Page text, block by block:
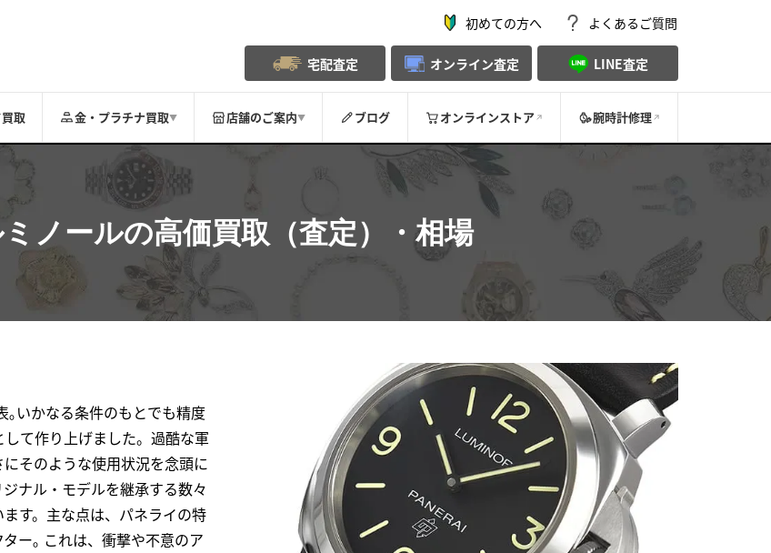
初めての方へ よくあるご質問
宅配査定 オンライン査定 LINE査定
取 金・プラチナ買取▼ 店舗のご案内▼ ブログ オンラインストア 腕時計修理
ノールの高価買取（査定）・相場
いかなる条件のもとでも精度
て作り上げました。過酷な軍
そのような使用状況を念頭に
ナル・モデルを継承する数々
す。主な点は、パネライの特
ー｡ これは、衝撃や不意のア